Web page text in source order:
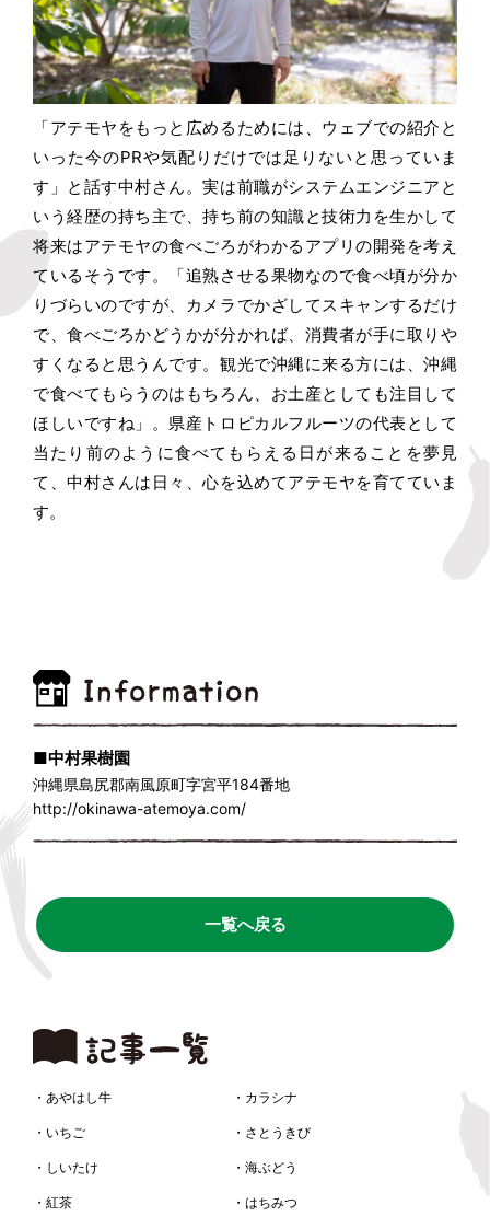
「アテモヤをもっと広めるためには、ウェブでの紹介と
いった今のPRや気配りだけでは足りないと思っていま
す」と話す中村さん。実は前職がシステムエンジニアと
いう経歴の持ち主で、持ち前の知識と技術力を生かして
将来はアテモヤの食べごろがわかるアプリの開発を考え
ているそうです。「追熟させる果物なので食べ頃が分か
りづらいのですが、カメラでかざしてスキャンするだけ
で、食べごろかどうかが分かれば、消費者が手に取りや
すくなると思うんです。観光で沖縄に来る方には、沖縄
で食べてもらうのはもちろん、お土産としても注目して
ほしいですね」。県産トロピカルフルーツの代表として
当たり前のように食べてもらえる日が来ることを夢見
て、中村さんは日々、心を込めてアテモヤを育てていま
す。
■中村果樹園
沖縄県島尻郡南風原町字宮平184番地
http://okinawa-atemoya.com/
一覧へ戻る
・あやはし牛 ・カラシナ
・いちご ・さとうきび
・しいたけ ・海ぶどう
・紅茶 ・はちみつ